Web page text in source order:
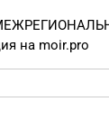
на moir.pro